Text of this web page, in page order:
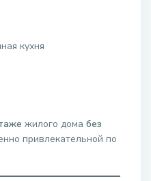
кухня
жилого домабез
привлекательной по